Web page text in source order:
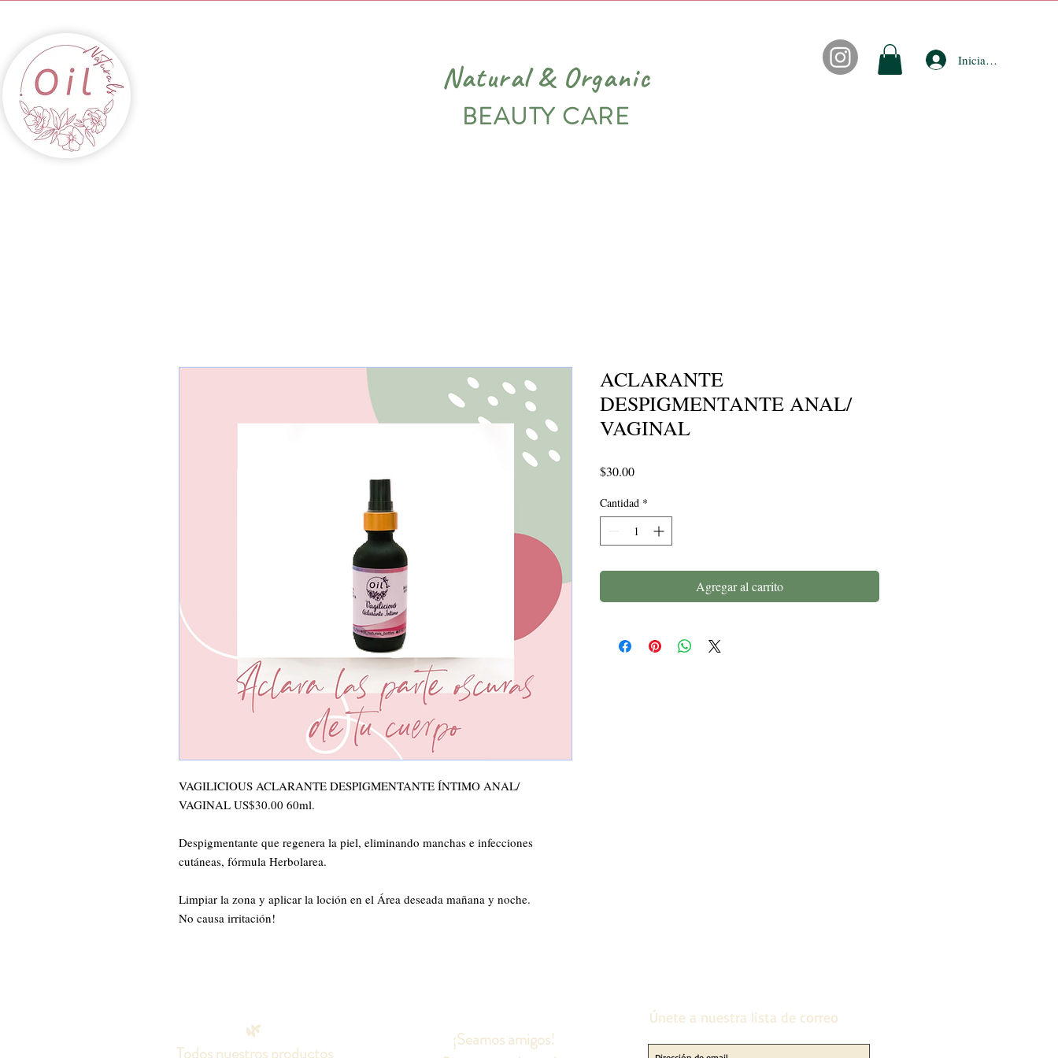
Natural & Organic
BEAUTY CARE
Iniciar sesión
VAGILICIOUS ACLARANTE DESPIGMENTANTE ÍNTIMO ANAL/
VAGINAL US$30.00 60ml.
Despigmentante que regenera la piel, eliminando manchas e infecciones
cutáneas, fórmula Herbolarea.
Limpiar la zona y aplicar la loción en el Área deseada mañana y noche.
No causa irritación!
ACLARANTE
DESPIGMENTANTE ANAL/
VAGINAL
$30.00Precio
Cantidad *
Agregar al carrito
🌿
¡Seamos amigos!
Únete a nuestra lista de correo